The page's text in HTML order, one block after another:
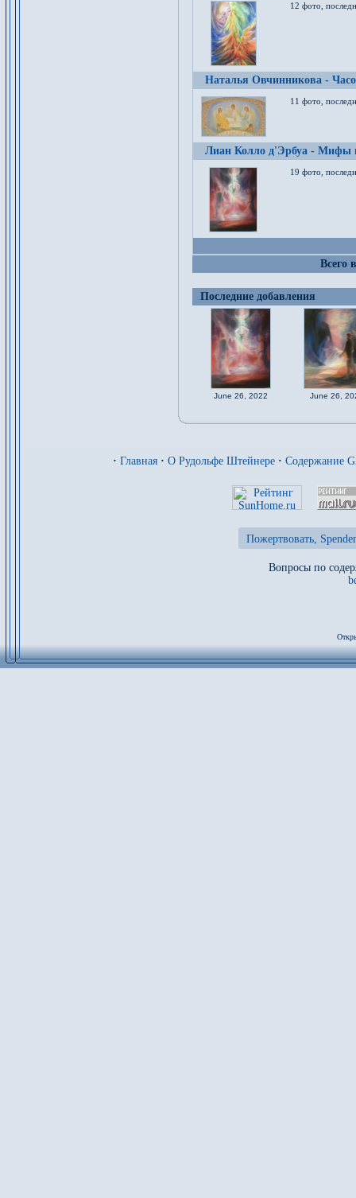
12 фото,
Наталья Овчинникова -
11 фото,
Лиан Колло д'Эрбуа - Мифы
19 фото,
Всего
Последние добавления
June 26, 2022 June 26,
· Главная · О Рудольфе Штейнере · Содержание
Пожертвовать,
Вопросы по